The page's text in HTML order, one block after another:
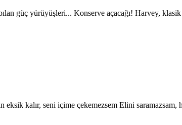
güç yürüyüşleri... Konserve açacağı! Harvey,
eksik kalır, seni içime çekemezsem Elini